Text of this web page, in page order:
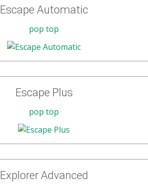
Escape Automatic
pop top
Escape Plus
pop top
Explorer Advanced